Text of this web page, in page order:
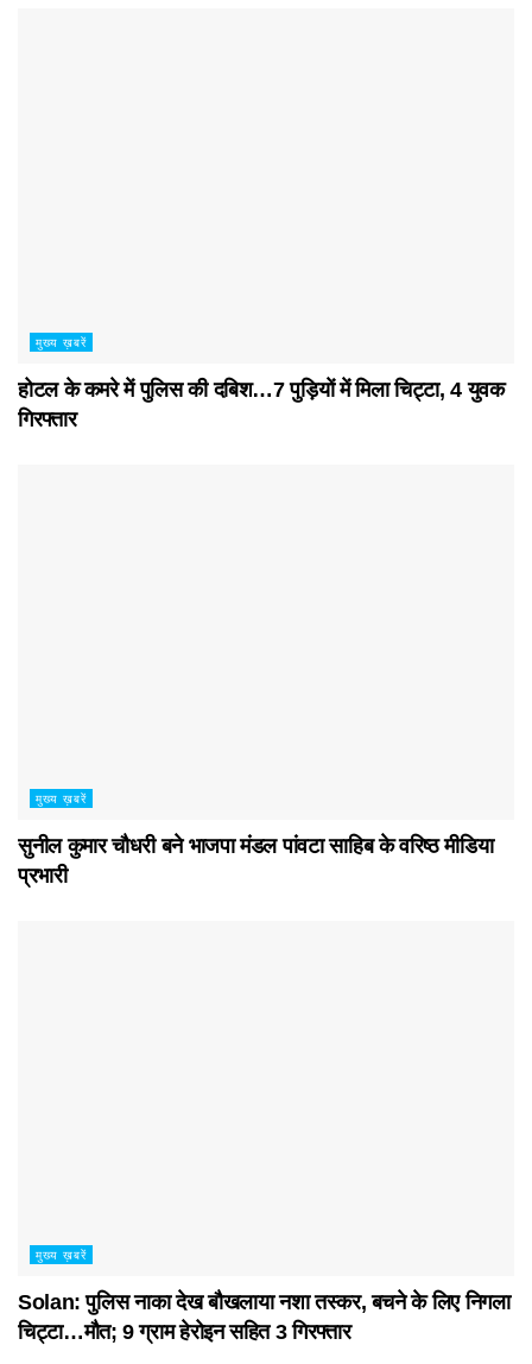
मुख्य ख़बरें
होटल के कमरे में पुलिस की दबिश…7 पुड़ियाें में मिला चिट्टा, 4 युवक
गिरफ्तार
मुख्य ख़बरें
सुनील कुमार चौधरी बने भाजपा मंडल पांवटा साहिब के वरिष्ठ मीडिया
प्रभारी
मुख्य ख़बरें
Solan: पुलिस नाका देख बौखलाया नशा तस्कर, बचने के लिए निगला
चिट्टा…मौत; 9 ग्राम हेरोइन सहित 3 गिरफ्तार